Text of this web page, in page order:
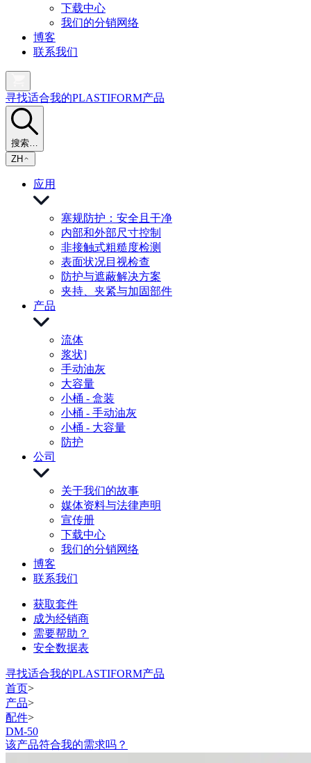
下载中心
我们的分销网络
博客
联系我们
寻找适合我的PLASTIFORM产品
搜索…
ZH
应用
塞规防护：安全且干净
内部和外部尺寸控制
非接触式粗糙度检测
表面状况目视检查
防护与遮蔽解决方案
夹持、夹紧与加固部件
产品
流体
浆状]
手动油灰
大容量
小桶 - 盒装
小桶 - 手动油灰
小桶 - 大容量
防护
公司
关于我们的故事
媒体资料与法律声明
宣传册
下载中心
我们的分销网络
博客
联系我们
获取套件
成为经销商
需要帮助？
安全数据表
寻找适合我的PLASTIFORM产品
首页>
产品>
配件>
DM-50
该产品符合我的需求吗？